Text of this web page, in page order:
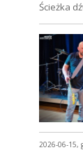
Ścieżka
2026-06-15,